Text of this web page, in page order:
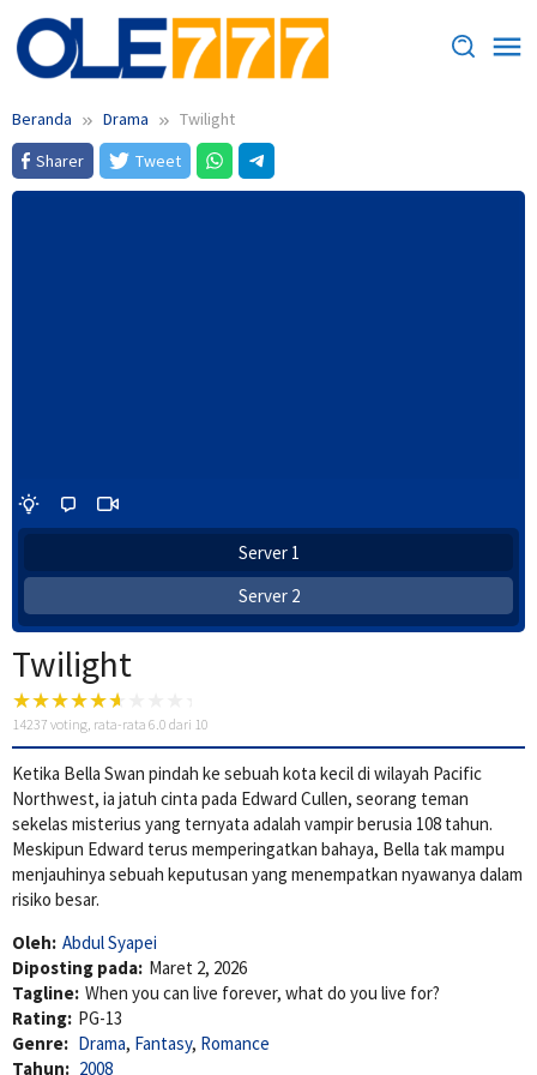
Loncat
ke
konten
Beranda Drama
Twilight
Sharer
Tweet
Server 1
Server 2
Twilight
14237 voting, rata-rata 6.0 dari 10
Ketika Bella Swan pindah ke sebuah kota kecil di wilayah Pacific
Northwest, ia jatuh cinta pada Edward Cullen, seorang teman
sekelas misterius yang ternyata adalah vampir berusia 108 tahun.
Meskipun Edward terus memperingatkan bahaya, Bella tak mampu
menjauhinya sebuah keputusan yang menempatkan nyawanya dalam
risiko besar.
Oleh: Abdul Syapei
Diposting pada: Maret 2, 2026
Tagline: When you can live forever, what do you live for?
Rating: PG-13
Genre: Drama, Fantasy, Romance
Tahun: 2008